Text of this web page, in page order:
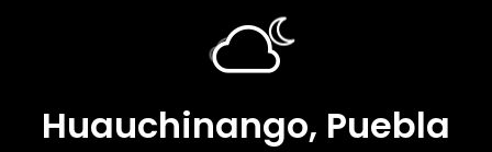
Huauchinango, Puebla